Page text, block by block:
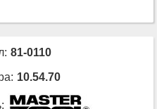
81-0110
10.54.70